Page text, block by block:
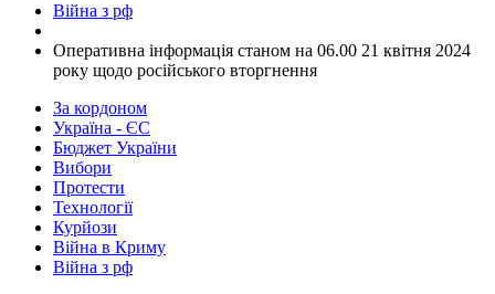
Війна з рф
​Оперативна інформація станом на 06.00 21 квітня 2024
року щодо російського вторгнення
За кордоном
Україна - ЄС
Бюджет України
Вибори
Протести
Технології
Курйози
Війна в Криму
Війна з рф